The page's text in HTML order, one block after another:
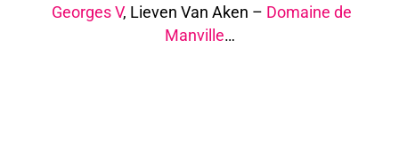
Georges V, Lieven Van Aken – Domaine de
Manville…